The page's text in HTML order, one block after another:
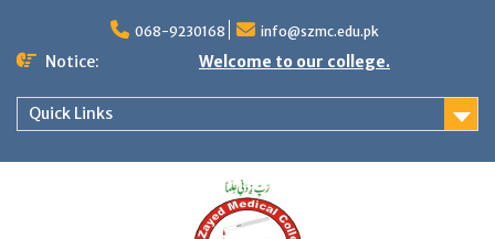
content
068-9230168 info@szmc.edu.pk
Notice: Welcome to our college.
Quick Links